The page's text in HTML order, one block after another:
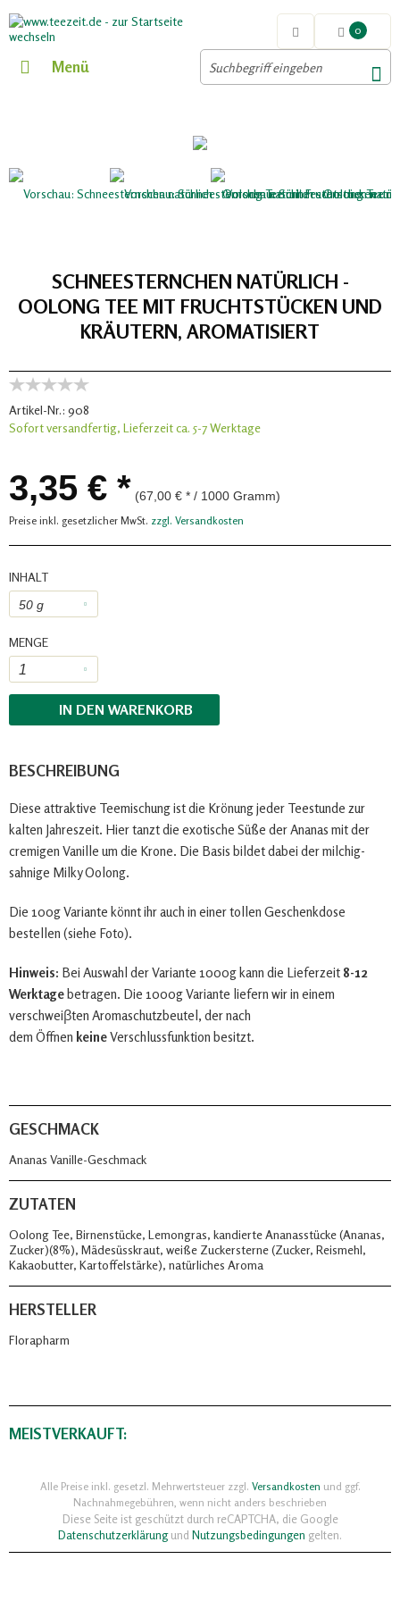
0
Menü
SCHNEESTERNCHEN NATÜRLICH -
OOLONG TEE MIT FRUCHTSTÜCKEN UND
KRÄUTERN, AROMATISIERT
Artikel-Nr.: 908
Sofort versandfertig, Lieferzeit ca. 5-7 Werktage
3,35 € * (67,00 € * / 1000 Gramm)
Preise inkl. gesetzlicher MwSt. zzgl. Versandkosten
INHALT
MENGE
IN DEN WARENKORB
BESCHREIBUNG
Diese attraktive Teemischung ist die Krönung jeder Teestunde zur
kalten Jahreszeit. Hier tanzt die exotische Süße der Ananas mit der
cremigen Vanille um die Krone. Die Basis bildet dabei der milchig-
sahnige Milky Oolong.
Die 100g Variante könnt ihr auch in einer tollen Geschenkdose
bestellen (siehe Foto).
Hinweis: Bei Auswahl der Variante 1000g kann die Lieferzeit 8-12
Werktagebetragen. Die 1000g Variante liefern wir in einem
verschweiβten Aromaschutzbeutel, der nach
dem Öffnen keineVerschlussfunktion besitzt.
GESCHMACK
Ananas Vanille-Geschmack
ZUTATEN
Oolong Tee, Birnenstücke, Lemongras, kandierte Ananasstücke (Ananas,
Zucker)(8%), Mädesüsskraut, weiße Zuckersterne (Zucker, Reismehl,
Kakaobutter, Kartoffelstärke), natürliches Aroma
HERSTELLER
Florapharm
MEISTVERKAUFT:
Alle Preise inkl. gesetzl. Mehrwertsteuer zzgl. Versandkosten und ggf.
Nachnahmegebühren, wenn nicht anders beschrieben
Diese Seite ist geschützt durch reCAPTCHA, die Google
Datenschutzerklärungund Nutzungsbedingungen gelten.